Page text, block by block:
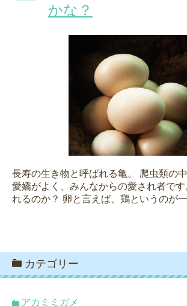
かな？
長寿の生き物と呼ばれる亀。 爬虫類の
愛嬌がよく、みんなからの愛され者で
れるのか？ 卵と言えば、鶏というのが
カテゴリー
アカミミガメ